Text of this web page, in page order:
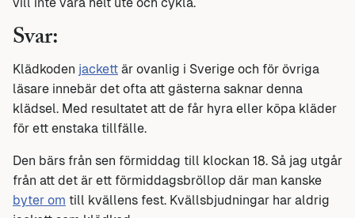
Svar:
Klädkoden jackett är ovanlig i Sverige och för övriga
läsare innebär det ofta att gästerna saknar denna
klädsel. Med resultatet att de får hyra eller köpa kläder
för ett enstaka tillfälle.
Den bärs från sen förmiddag till klockan 18. Så jag utgår
från att det är ett förmiddagsbröllop där man kanske
byter om till kvällens fest. Kvällsbjudningar har aldrig